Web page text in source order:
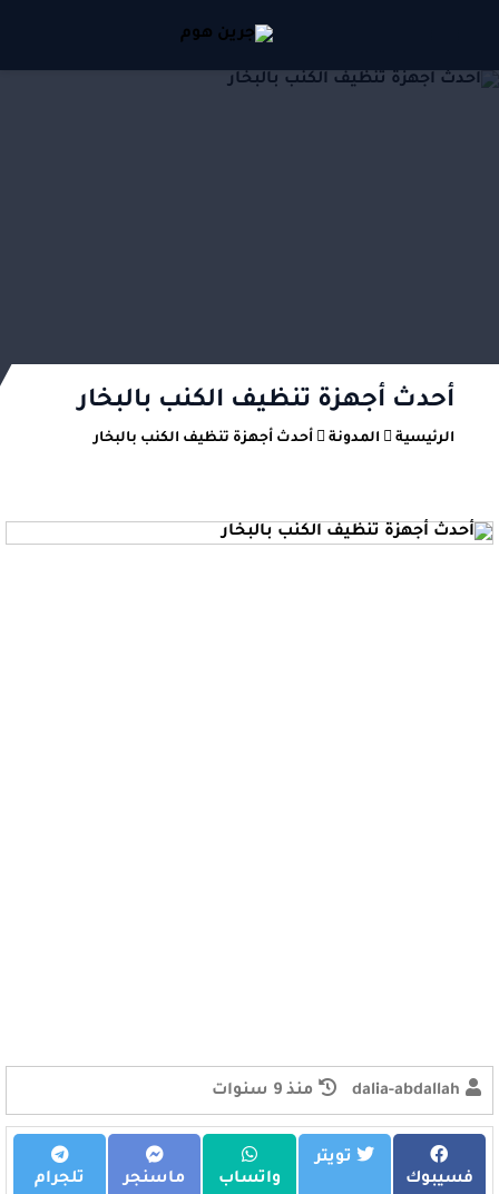
أحدث أجهزة تنظيف الكنب بالبخار
الرئيسية المدونة أحدث أجهزة تنظيف الكنب بالبخار
dalia-abdallah منذ 9 سنوات
فسيبوك
تويتر
واتساب
ماسنجر تلجرام